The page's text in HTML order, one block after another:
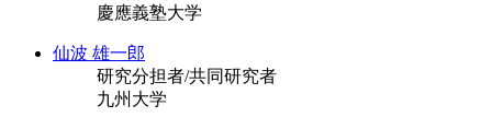
慶應義塾大学
仙波 雄一郎
研究分担者/共同研究者
九州大学